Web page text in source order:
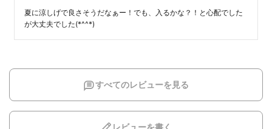
夏に涼しげで良さそうだなぁー！でも、入るかな？！と心配でした
が大丈夫でした(*^^*)
すべてのレビューを見る